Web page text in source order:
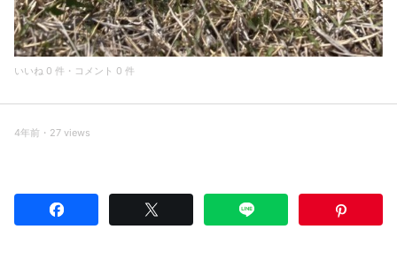
いいね 0 件・コメント 0 件
4年前・27 views